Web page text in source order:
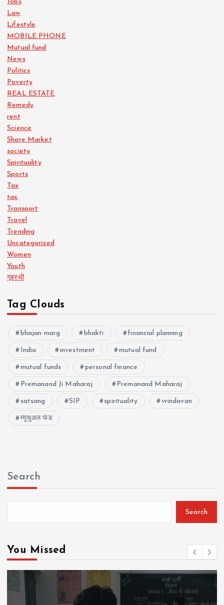
Jobs
Law
Lifestyle
MOBILE PHONE
Mutual fund
News
Politics
Poverty
REAL ESTATE
Remedy
rent
Science
Share Market
society
Spirituality
Sports
Tax
tax
Transport
Travel
Trending
Uncategorized
Women
Youth
गृहस्थी
Tag Clouds
bhajan marg bhakti financial planning
India investment mutual fund
mutual funds personal finance
Premanand Ji Maharaj Premanand Maharaj
satsang SIP spirituality vrindavan
म्यूचुअल फंड
Search
Search
You Missed